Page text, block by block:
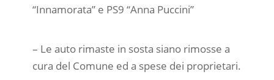
“Innamorata” e PS9 “Anna Puccini”
– Le auto rimaste in sosta siano rimosse a
cura del Comune ed a spese dei proprietari.